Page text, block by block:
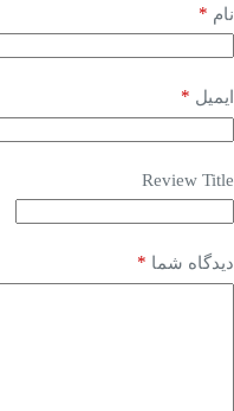
نام *
ایمیل *
Review Title
دیدگاه شما *